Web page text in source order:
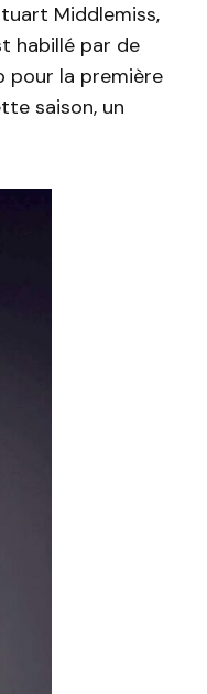
Middlemiss,
habillé par de
pour la première
saison, un